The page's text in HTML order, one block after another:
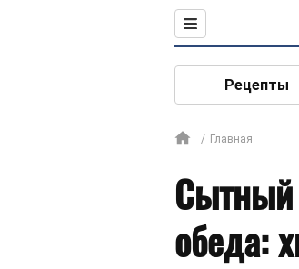
Рецепты
Главная
Сытный
обеда: